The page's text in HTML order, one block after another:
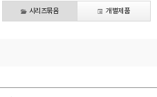
시리즈묶음 개별제품